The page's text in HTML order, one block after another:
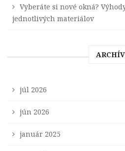
Vyberáte si nové okná?
jednotlivých materiálov
ARCHÍV
júl 2026
jún 2026
január 2025